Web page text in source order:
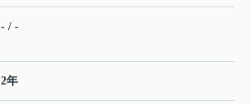
- / -
2年